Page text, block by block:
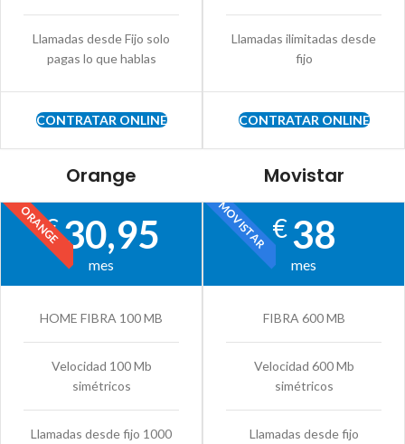
Llamadas desde Fijo solo
pagas lo que hablas
CONTRATAR ONLINE
Llamadas ilimitadas desde
fijo
CONTRATAR ONLINE
Orange
ORANGE
€30,95
mes
HOME FIBRA 100 MB
Velocidad 100 Mb
simétricos
Llamadas desde fijo 1000
Movistar
MOVISTAR€38
mes
FIBRA 600 MB
Velocidad 600 Mb
simétricos
Llamadas desde fijo